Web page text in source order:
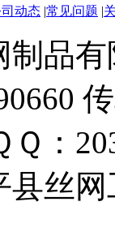
动态 |常见问题 |
制品
Ｑ：
县丝